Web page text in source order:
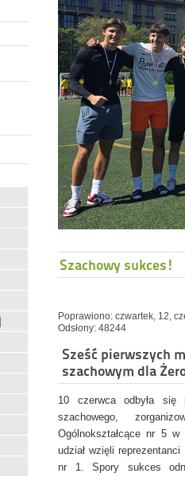
Szachowy sukces!
Poprawiono: czwartek, 12,
Odsłony: 48244
Sześć pierwszych
szachowym dla
10 czerwca odbyła się
szachowego,
Ogólnokształcące nr 5 w
udział wzięli
nr 1. Spory sukces